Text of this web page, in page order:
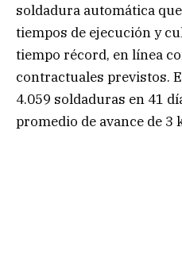
soldadura automática
tiempos de ejecución y
tiempo récord, en línea
contractuales previstos.
4.059 soldaduras en 41
promedio de avance de 3